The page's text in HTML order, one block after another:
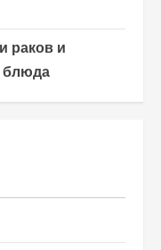
раков и
блюда